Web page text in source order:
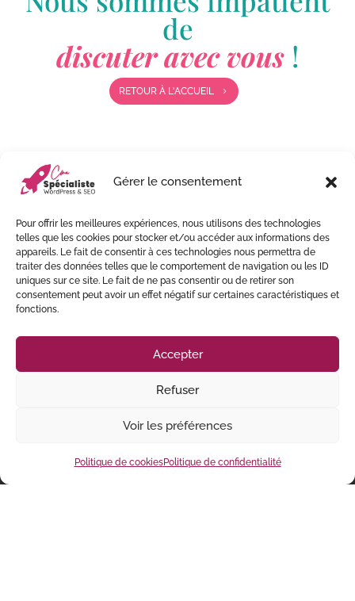
Gérer le consentement
Pour offrir les meilleures expériences, nous utilisons des technologies
telles que les cookies pour stocker et/ou accéder aux informations des
appareils. Le fait de consentir à ces technologies nous permettra de
traiter des données telles que le comportement de navigation ou les ID
uniques sur ce site. Le fait de ne pas consentir ou de retirer son
consentement peut avoir un effet négatif sur certaines caractéristiques et
fonctions.
Accepter
Refuser
Voir les préférences
Politique de cookiesPolitique de confidentialité
de
discuter avec vous !
RETOUR À L'ACCUEIL 5